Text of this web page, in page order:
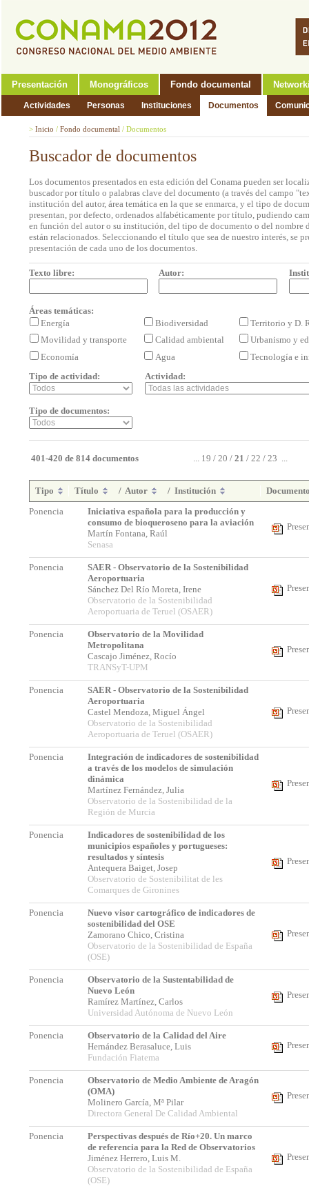
Presentación Monográficos Fondo documental
Actividades Personas Instituciones Documentos
> Inicio / Fondo documental / Documentos
Buscador de documentos
Los documentos presentados en esta edición del Conama pueden ser
buscador por título o palabras clave del documento (a través del campo
institución del autor, área temática en la que se enmarca, y el tipo de
presentan, por defecto, ordenados alfabéticamente por título, pudiendo
en función del autor o su institución, del tipo de documento o del nombre
están relacionados. Seleccionando el título que sea de nuestro interés, se
presentación de cada uno de los documentos.
Texto libre: Autor:
Áreas temáticas:
Energía
Biodiversidad
Territorio y D.
Movilidad y transporte
Calidad ambiental
Urbanismo y
Economía
Agua
Tecnología e
Tipo de actividad:
Actividad:
Tipo de documentos:
401-420 de 814 documentos ... 19 / 20 / 21 / 22 / 23 ...
Tipo Título / Autor / Institución
Ponencia
Iniciativa española para la producción y
consumo de bioqueroseno para la aviación
Martín Fontana, Raúl
Senasa
Ponencia
SAER - Observatorio de la Sostenibilidad
Aeroportuaria
Sánchez Del Río Moreta, Irene
Observatorio de la Sostenibilidad
Aeroportuaria de Teruel (OSAER)
Ponencia
Observatorio de la Movilidad
Metropolitana
Cascajo Jiménez, Rocío
TRANSyT-UPM
Ponencia
SAER - Observatorio de la Sostenibilidad
Aeroportuaria
Castel Mendoza, Miguel Ángel
Observatorio de la Sostenibilidad
Aeroportuaria de Teruel (OSAER)
Ponencia
Integración de indicadores de sostenibilidad
a través de los modelos de simulación
dinámica
Martínez Fernández, Julia
Observatorio de la Sostenibilidad de la
Región de Murcia
Ponencia
Indicadores de sostenibilidad de los
municipios españoles y portugueses:
resultados y síntesis
Antequera Baiget, Josep
Observatorio de Sostenibilitat de les
Comarques de Gironines
Ponencia
Nuevo visor cartográfico de indicadores de
sostenibilidad del OSE
Zamorano Chico, Cristina
Observatorio de la Sostenibilidad de España
(OSE)
Ponencia
Observatorio de la Sustentabilidad de
Nuevo León
Ramírez Martínez, Carlos
Universidad Autónoma de Nuevo León
Ponencia
Observatorio de la Calidad del Aire
Hernández Berasaluce, Luis
Fundación Fiatema
Ponencia
Observatorio de Medio Ambiente de Aragón
(OMA)
Molinero García, Mª Pilar
Directora General De Calidad Ambiental
Ponencia
Perspectivas después de Río+20. Un marco
de referencia para la Red de Observatorios
Jiménez Herrero, Luis M.
Observatorio de la Sostenibilidad de España
(OSE)